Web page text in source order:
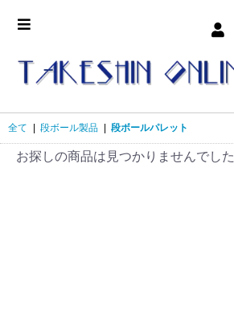
全て | 段ボール製品 | 段ボールパレット
お探しの商品は見つかりませんでした